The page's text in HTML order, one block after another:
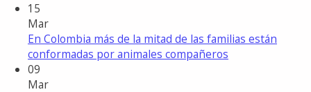
15
Mar
En Colombia más de la mitad de las familias están
conformadas por animales compañeros
09
Mar